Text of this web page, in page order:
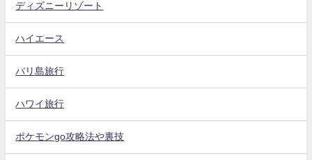
ディズニーリゾート
ハイエース
バリ島旅行
ハワイ旅行
ポケモンgo攻略法や裏技